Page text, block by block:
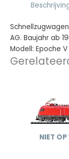
AG. Baujahr ab
Modell: Epoche V
NIET